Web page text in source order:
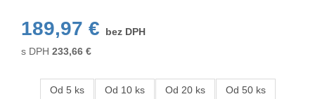
189,97 €
bez DPH
s DPH 233,66 €
Od 5 ks
Od 10 ks
Od 20 ks
Od 50 ks